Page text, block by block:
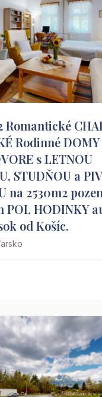
Romantické
Rodinné DOMY
s LETNOU
STUDŇOU a
na 2530m2
POL HODINKY
od Košíc.